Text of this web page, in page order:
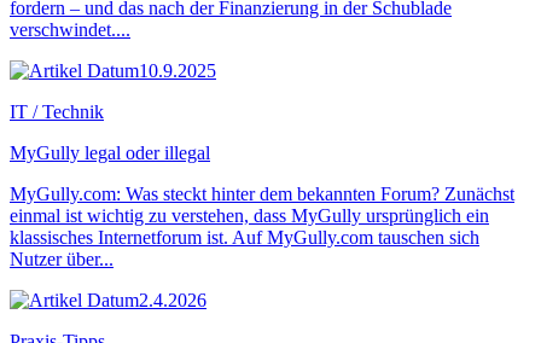
fordern – und das nach der Finanzierung in der Schublade
verschwindet....
10.9.2025
IT / Technik
MyGully legal oder illegal
MyGully.com: Was steckt hinter dem bekannten Forum? Zunächst
einmal ist wichtig zu verstehen, dass MyGully ursprünglich ein
klassisches Internetforum ist. Auf MyGully.com tauschen sich
Nutzer über...
2.4.2026